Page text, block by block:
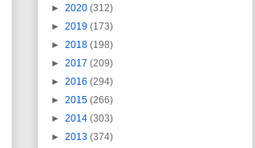
► 2020 (312)
► 2019 (173)
► 2018 (198)
► 2017 (209)
► 2016 (294)
► 2015 (266)
► 2014 (303)
► 2013 (374)